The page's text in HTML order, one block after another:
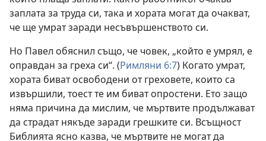
заплата за труда си, така и хората могат да очакват,
че ще умрат заради несъвършенството си.
Но Павел обяснил също, че човек, „който е умрял, е
оправдан за греха си“. (Римляни 6:7) Когато умрат,
хората биват освободени от греховете, които са
извършили, тоест те им биват опростени. Ето защо
няма причина да мислим, че мъртвите продължават
да страдат някъде заради грешките си. Всъщност
Библията ясно казва, че мъртвите не могат да